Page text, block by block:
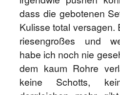
dass die gebotenen
Kulisse total versagen.
riesengroßes und
habe ich noch nie
dem kaum Rohre
keine Schotts,